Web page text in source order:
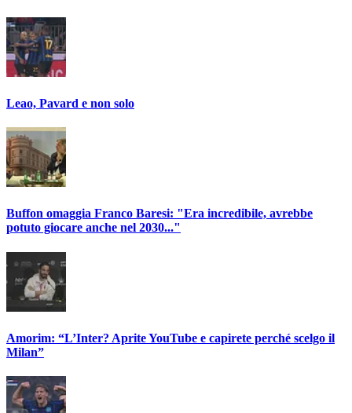
Leao, Pavard e non solo
Buffon omaggia Franco Baresi: "Era incredibile, avrebbe
potuto giocare anche nel 2030..."
Amorim: “L’Inter? Aprite YouTube e capirete perché scelgo il
Milan”